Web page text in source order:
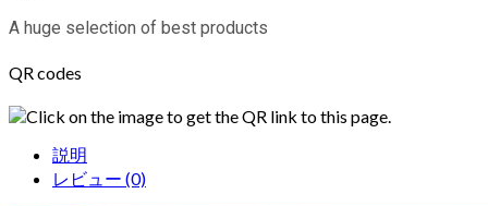
A huge selection of best products
QR codes
Click on the image to get the QR link to this page.
説明
レビュー (0)